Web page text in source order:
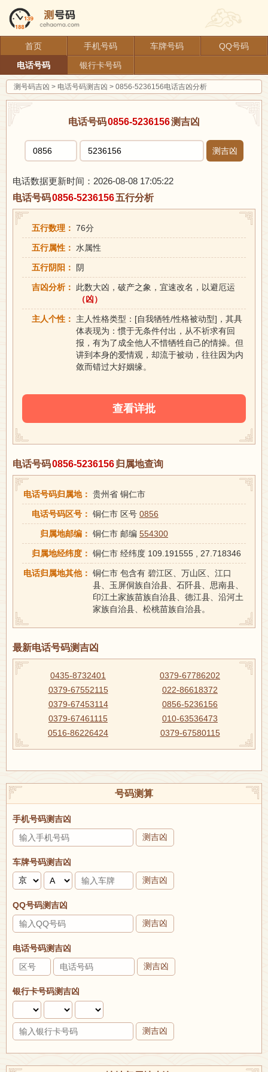
首页 手机号码 车牌号码
QQ号码
电话号码
银行卡号码
测号码吉凶 > 电话号码测吉凶 > 0856-5236156电话吉凶分析
电话号码0856-5236156测吉凶
测吉凶
电话数据更新时间：2026-08-08 17:05:22
电话号码0856-5236156五行分析
五行数理： 76分
五行属性： 水属性
五行阴阳： 阴
吉凶分析：
此数大凶，破产之象，宜速改名，以避厄运
（凶）
主人个性：
主人性格类型：[自我牺牲/性格被动型]，其具
体表现为：惯于无条件付出，从不祈求有回
报，有为了成全他人不惜牺牲自己的情操。但
讲到本身的爱情观，却流于被动，往往因为内
敛而错过大好姻缘。
查看详批
电话号码0856-5236156归属地查询
电话号码归属地： 贵州省 铜仁市
电话号码区号： 铜仁市 区号 0856
归属地邮编： 铜仁市 邮编 554300
归属地经纬度： 铜仁市 经纬度 109.191555 , 27.718346
电话归属地其他： 铜仁市 包含有 碧江区、万山区、江口
县、玉屏侗族自治县、石阡县、思南县、
印江土家族苗族自治县、德江县、沿河土
家族自治县、松桃苗族自治县。
最新电话号码测吉凶
0435-8732401
0379-67786202
0379-67552115
022-86618372
0379-67453114
0856-5236156
0379-67461115
010-63536473
0516-86226424
0379-67580115
号码测算
手机号码测吉凶
测吉凶
车牌号码测吉凶
测吉凶
QQ号码测吉凶
测吉凶
电话号码测吉凶
测吉凶
银行卡号码测吉凶
测吉凶